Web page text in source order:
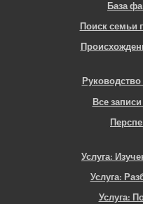
База
Поиск семьи
Руководство
Все
Услуга:
Услуга:
Услуга: